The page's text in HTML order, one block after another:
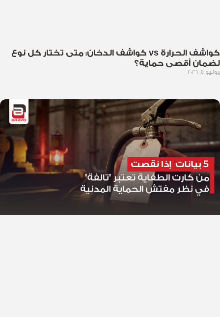
كواشف الحرارة vs كواشف الدخان: متى تختار كل نوع
لضمان أقصى حماية؟
يوليو 4, 2026